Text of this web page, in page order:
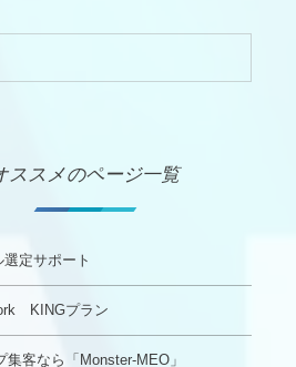
ススメのページ一覧
定サポート
KINGプラン
集客なら「Monster-MEO」